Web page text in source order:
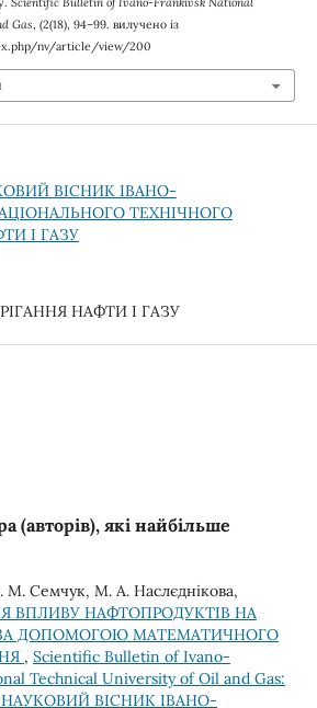
Gas, (2(18), 94–99. вилучено із
nv/article/view/200
ВІСНИК ІВАНО-
ТЕХНІЧНОГО
І ГАЗУ
НАФТИ І ГАЗУ
(авторів), які найбільше
М. Семчук, М. А. Наслєднікова,
ВПЛИВУ НАФТОПРОДУКТІВ НА
ДОПОМОГОЮ МАТЕМАТИЧНОГО
, Scientific Bulletin of Ivano-
Technical University of Oil and Gas:
НАУКОВИЙ ВІСНИК ІВАНО-